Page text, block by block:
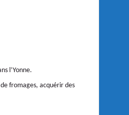
l’Yonne.
fromages, acquérir des